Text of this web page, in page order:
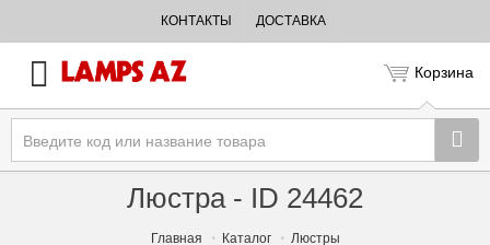
КОНТАКТЫ ДОСТАВКА
Корзина
Люстра - ID 24462
Главная Каталог Люстры